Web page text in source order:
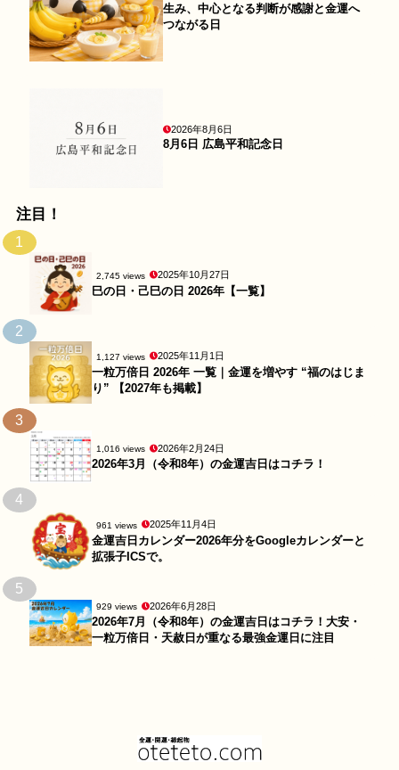
生み、中心となる判断が感謝と金運へ
つながる日
2026年8月6日
8月6日 広島平和記念日
注目！
1
2,745 views 2025年10月27日
巳の日・己巳の日 2026年【一覧】
2
1,127 views 2025年11月1日
一粒万倍日 2026年 一覧｜金運を増やす “福のはじま
り” 【2027年も掲載】
3
1,016 views 2026年2月24日
2026年3月（令和8年）の金運吉日はコチラ！
4
961 views 2025年11月4日
金運吉日カレンダー2026年分をGoogleカレンダーと
拡張子ICSで。
5
929 views 2026年6月28日
2026年7月（令和8年）の金運吉日はコチラ！大安・
一粒万倍日・天赦日が重なる最強金運日に注目